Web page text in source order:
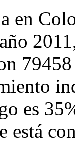
en
es
está